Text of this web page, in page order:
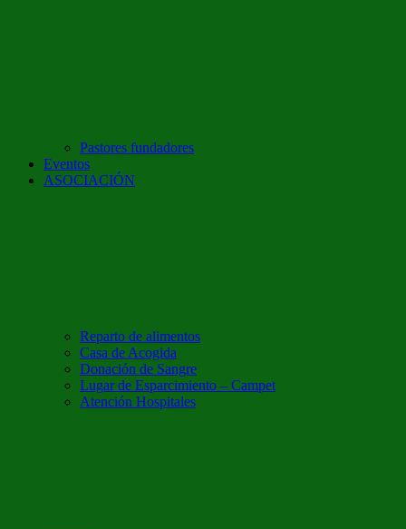
Pastores fundadores
Eventos
ASOCIACIÓN
Reparto de alimentos
Casa de Acogida
Donación de Sangre
Lugar de Esparcimiento – Campet
Atención Hospitales